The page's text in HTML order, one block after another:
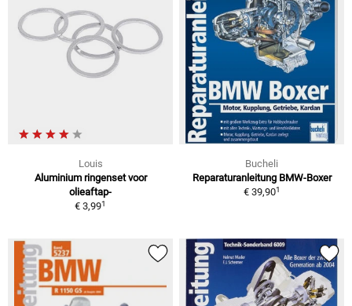
Louis
Aluminium ringenset voor
olieaftap-
€ 3,991
Bucheli
Reparaturanleitung BMW-Boxer
€ 39,901